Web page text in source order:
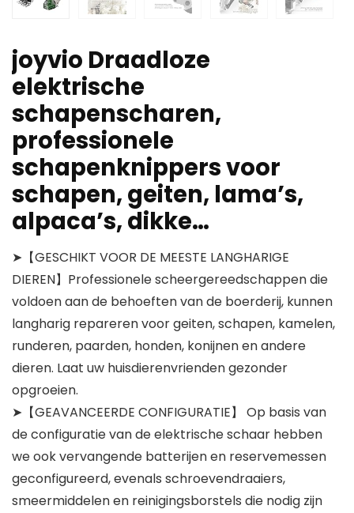
joyvio Draadloze
elektrische
schapenscharen,
professionele
schapenknippers voor
schapen, geiten, lama’s,
alpaca’s, dikke…
➤【GESCHIKT VOOR DE MEESTE LANGHARIGE
DIEREN】Professionele scheergereedschappen die
voldoen aan de behoeften van de boerderij, kunnen
langharig repareren voor geiten, schapen, kamelen,
runderen, paarden, honden, konijnen en andere
dieren. Laat uw huisdierenvrienden gezonder
opgroeien.
➤【GEAVANCEERDE CONFIGURATIE】 Op basis van
de configuratie van de elektrische schaar hebben
we ook vervangende batterijen en reservemessen
geconfigureerd, evenals schroevendraaiers,
smeermiddelen en reinigingsborstels die nodig zijn